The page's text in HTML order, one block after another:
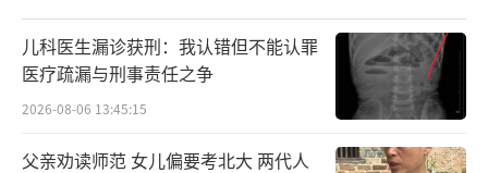
儿科医生漏诊获刑：我认错但不能认罪
医疗疏漏与刑事责任之争
2026-08-06 13:45:15
父亲劝读师范 女儿偏要考北大 两代人